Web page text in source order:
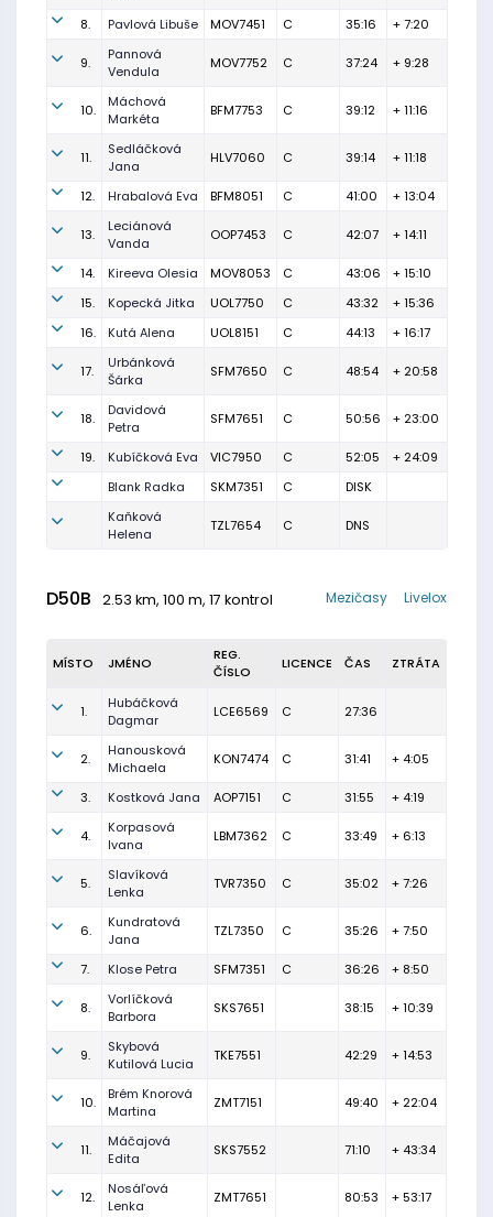
8. Pavlová Libuše MOV7451 C 35:16 + 7:20
9.
Pannová
Vendula
MOV7752 C 37:24 + 9:28
10.
Máchová
Markéta
BFM7753 C 39:12 + 11:16
11.
Sedláčková
Jana
HLV7060 C 39:14 + 11:18
12. Hrabalová Eva BFM8051 C 41:00 + 13:04
13.
Leciánová
Vanda
OOP7453 C 42:07 + 14:11
14. Kireeva Olesia MOV8053 C 43:06
+ 15:10
15.
Kopecká Jitka UOL7750 C 43:32
+ 15:36
16.
Kutá Alena UOL8151 C 44:13 + 16:17
17.
Urbánková
Šárka
SFM7650 C 48:54 + 20:58
18.
Davidová
Petra
SFM7651 C 50:56 + 23:00
19. Kubíčková Eva VIC7950 C 52:05
+ 24:09
Blank Radka
SKM7351 C
DISK
Kaňková
Helena
TZL7654 C DNS
D50B 2.53 km, 100 m, 17 kontrol Livelox
Mezičasy
MÍSTO JMÉNO
REG.
ČÍSLO
LICENCE ČAS ZTRÁTA
1.
Hubáčková
Dagmar
LCE6569 C 27:36
2.
Hanousková
Michaela
KON7474 C 31:41 + 4:05
3. Kostková Jana AOP7151 C 31:55 + 4:19
4.
Korpasová
Ivana
LBM7362 C 33:49 + 6:13
5.
Slavíková
Lenka
TVR7350 C 35:02 + 7:26
6.
Kundratová
Jana
TZL7350 C 35:26 + 7:50
7. Klose Petra SFM7351 C 36:26 + 8:50
8.
Vorlíčková
Barbora
SKS7651 38:15 + 10:39
9.
Skybová
Kutilová Lucia
TKE7551 42:29 + 14:53
10.
Brém Knorová
Martina
ZMT7151 49:40 + 22:04
11.
Máčajová
Edita
SKS7552 71:10 + 43:34
12.
Nosáľová
Lenka
ZMT7651 80:53 + 53:17